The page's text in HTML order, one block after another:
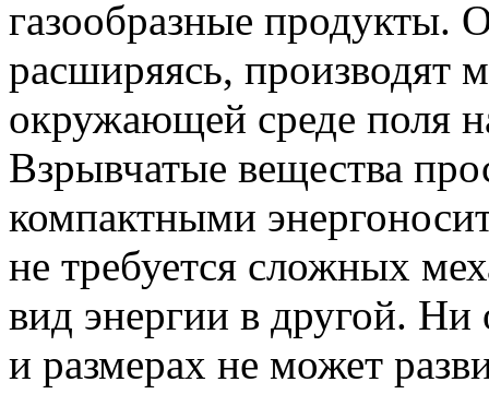
газообразные продукты.
расширяясь, производят
окружающей среде поля
Взрывчатые вещества
компактными
не требуется сложных
вид энергии в другой.
и размерах не может